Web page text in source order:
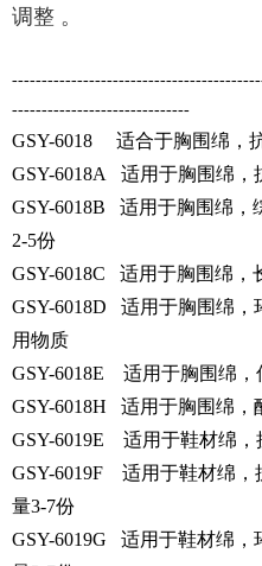
调整 。
------------------------------
GSY-6018 适合于胸围绵，
GSY-6018A 适用于胸围绵，
GSY-6018B 适用于胸围绵，
2-5份
GSY-6018C 适用于胸围绵，
GSY-6018D 适用于胸围绵，
用物质
GSY-6018E 适用于胸围绵，
GSY-6018H 适用于胸围绵，
GSY-6019E 适用于鞋材绵，
GSY-6019F 适用于鞋材绵，
量3-7份
GSY-6019G 适用于鞋材绵，